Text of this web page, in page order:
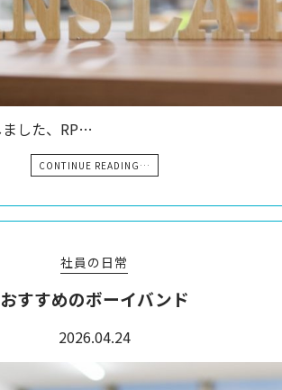
した、RP…
CONTINUE READING…
社員の日常
おすすめのボーイバンド
2026.04.24